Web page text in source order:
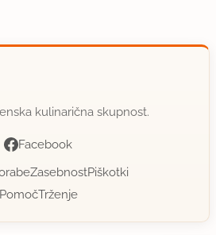
kulinarična skupnost.
Facebook
ZasebnostPiškotki
PomočTrženje